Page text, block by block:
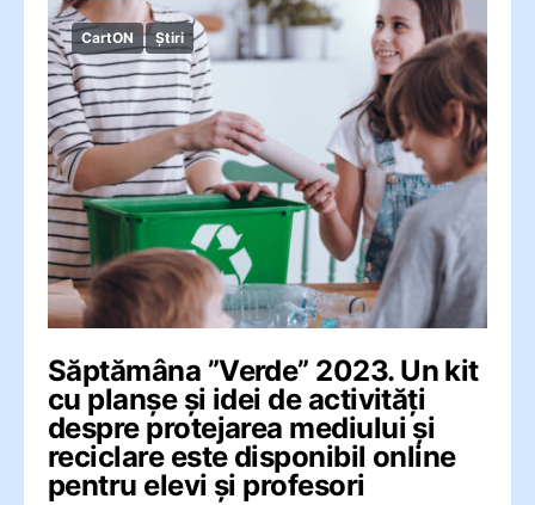
CartON Știri
Săptămâna ”Verde” 2023. Un kit
cu planșe și idei de activități
despre protejarea mediului și
reciclare este disponibil online
pentru elevi și profesori